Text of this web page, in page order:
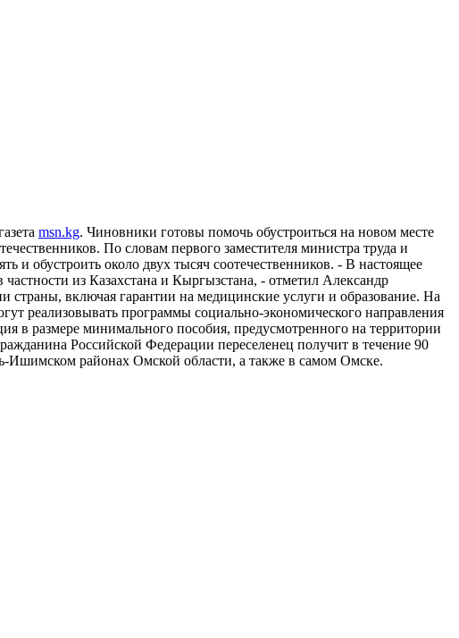
msn.kg. Чиновники готовы помочь обустроиться на новом месте
По словам первого заместителя министра труда и
и обустроить около двух тысяч соотечественников. - В настоящее
из Казахстана и Кыргызстана, - отметил Александр
страны, включая гарантии на медицинские услуги и образование. На
реализовывать программы социально-экономического направления
в размере минимального пособия, предусмотренного на территории
Российской Федерации переселенец получит в течение 90
Ишимском районах Омской области, а также в самом Омске.